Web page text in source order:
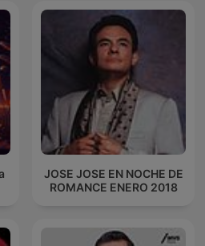
JOSE JOSE EN NOCHE DE
ROMANCE ENERO 2018